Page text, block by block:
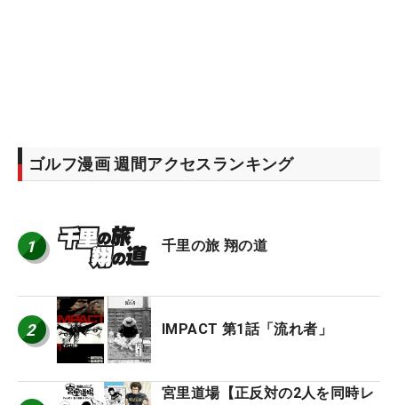
ゴルフ漫画 週間アクセスランキング
1 千里の旅 翔の道
2 IMPACT 第1話「流れ者」
宮里道場【正反対の2人を同時レ